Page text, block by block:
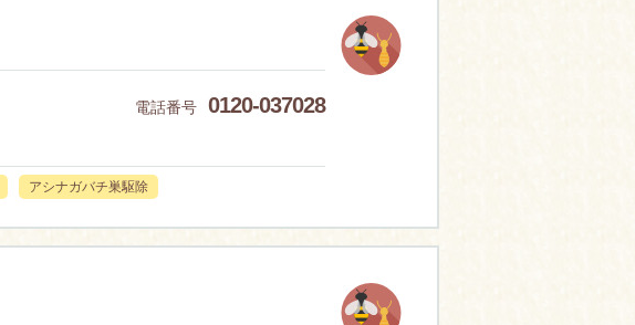
電話番号 0120-037028
アシナガバチ巣駆除